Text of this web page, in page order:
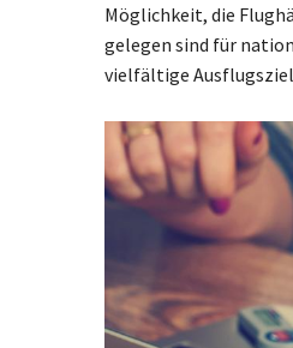
Möglichkeit, die
gelegen sind für
vielfältige